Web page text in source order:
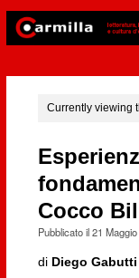
Currently viewing
Cocco
Pubblicato il21
di Diego Gabutti